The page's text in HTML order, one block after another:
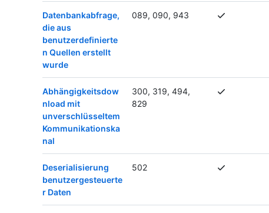
Datenbankabfrage,
die aus
benutzerdefinierte
n Quellen erstellt
wurde
089, 090, 943
Abhängigkeitsdow
nload mit
unverschlüsseltem
Kommunikationska
nal
300, 319, 494,
829
Deserialisierung
benutzergesteuerte
r Daten
502